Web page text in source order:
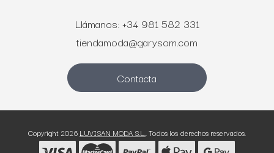
Llámanos: +34 981 582 331
tiendamoda@garysom.com
Contacta
Copyright 2026 LUVISAN MODA S.L.. Todos los derechos reservados.